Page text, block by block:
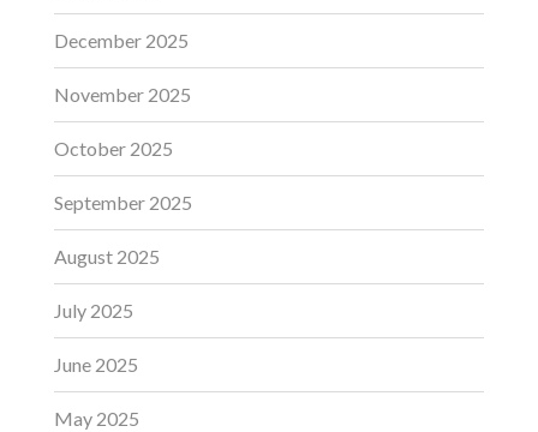
December 2025
November 2025
October 2025
September 2025
August 2025
July 2025
June 2025
May 2025